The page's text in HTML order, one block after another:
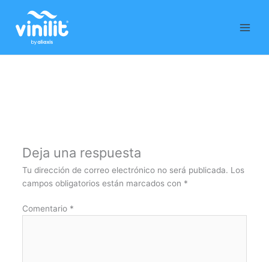
contenido
Deja una respuesta
Tu dirección de correo electrónico no será publicada. Los
campos obligatorios están marcados con *
Comentario *